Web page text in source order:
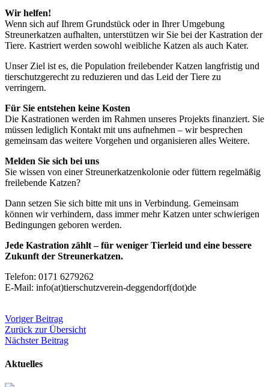
Wir helfen!
Wenn sich auf Ihrem Grundstück oder in Ihrer Umgebung
Streunerkatzen aufhalten, unterstützen wir Sie bei der Kastration der
Tiere. Kastriert werden sowohl weibliche Katzen als auch Kater.
Unser Ziel ist es, die Population freilebender Katzen langfristig und
tierschutzgerecht zu reduzieren und das Leid der Tiere zu
verringern.
Für Sie entstehen keine Kosten
Die Kastrationen werden im Rahmen unseres Projekts finanziert. Sie
müssen lediglich Kontakt mit uns aufnehmen – wir besprechen
gemeinsam das weitere Vorgehen und organisieren alles Weitere.
Melden Sie sich bei uns
Sie wissen von einer Streunerkatzenkolonie oder füttern regelmäßig
freilebende Katzen?
Dann setzen Sie sich bitte mit uns in Verbindung. Gemeinsam
können wir verhindern, dass immer mehr Katzen unter schwierigen
Bedingungen geboren werden.
Jede Kastration zählt – für weniger Tierleid und eine bessere
Zukunft der Streunerkatzen.
Telefon: 0171 6279262
E-Mail: info(at)tierschutzverein-deggendorf(dot)de
Voriger Beitrag
Zurück zur Übersicht
Nächster Beitrag
Aktuelles